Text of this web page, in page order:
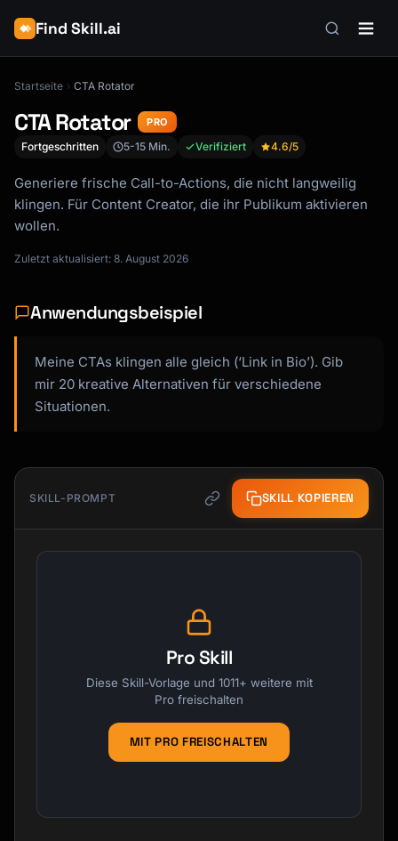
Find Skill.ai
Startseite CTA Rotator
CTA Rotator PRO
Fortgeschritten 5-15 Min. Verifiziert 4.6/5
Generiere frische Call-to-Actions, die nicht langweilig
klingen. Für Content Creator, die ihr Publikum aktivieren
wollen.
Zuletzt aktualisiert: 8. August 2026
Anwendungsbeispiel
Meine CTAs klingen alle gleich (‘Link in Bio’). Gib
mir 20 kreative Alternativen für verschiedene
Situationen.
SKILL-PROMPT SKILL KOPIEREN
Pro Skill
Diese Skill-Vorlage und 1011+ weitere mit
Pro freischalten
MIT PRO FREISCHALTEN